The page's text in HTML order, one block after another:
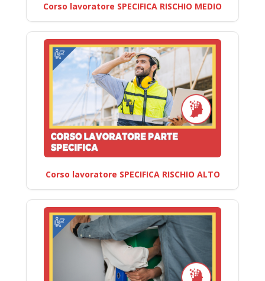
Corso lavoratore SPECIFICA RISCHIO MEDIO
Corso lavoratore SPECIFICA RISCHIO ALTO